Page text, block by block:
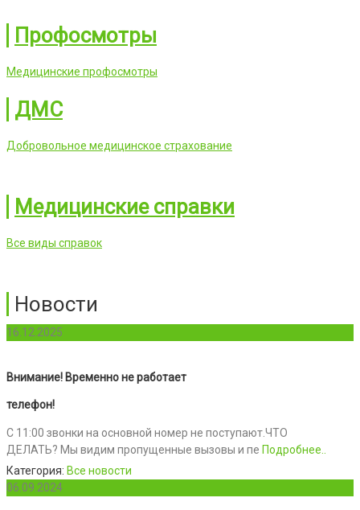
Профосмотры
Медицинские профосмотры
ДМС
Добровольное медицинское страхование
Медицинские справки
Все виды справок
Новости
16.12.2025
Внимание! Временно не работает
телефон!
С 11:00 звонки на основной номер не поступают.ЧТО
ДЕЛАТЬ? Мы видим пропущенные вызовы и пе Подробнее..
Категория: Все новости
06.09.2024